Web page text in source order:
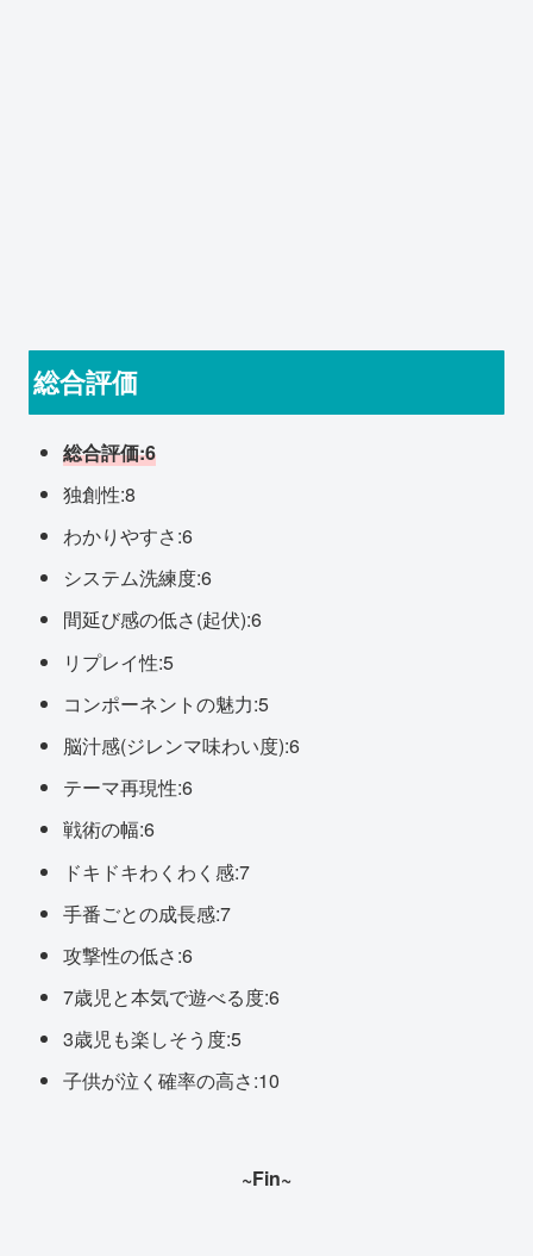
総合評価
総合評価:6
独創性:8
わかりやすさ:6
システム洗練度:6
間延び感の低さ(起伏):6
リプレイ性:5
コンポーネントの魅力:5
脳汁感(ジレンマ味わい度):6
テーマ再現性:6
戦術の幅:6
ドキドキわくわく感:7
手番ごとの成長感:7
攻撃性の低さ:6
7歳児と本気で遊べる度:6
3歳児も楽しそう度:5
子供が泣く確率の高さ:10
~Fin~